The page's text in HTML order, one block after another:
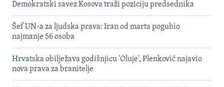
Demokratski savez Kosova traži poziciju predsednika
Šef UN-a za ljudska prava: Iran od marta pogubio
najmanje 56 osoba
Hrvatska obilježava godišnjicu 'Oluje', Plenković najavio
nova prava za branitelje